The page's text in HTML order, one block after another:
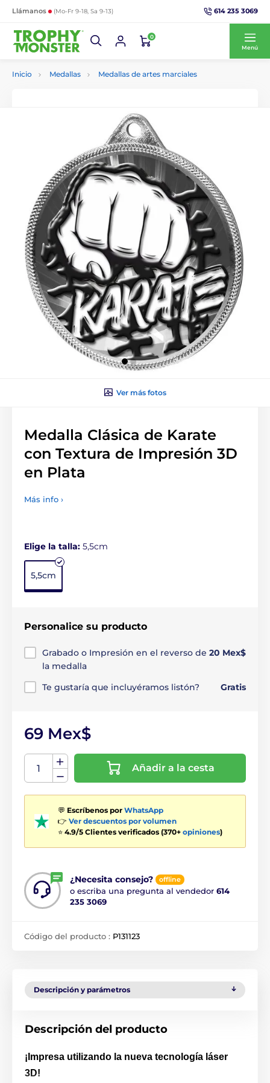
Llámanos (Mo-Fr 9-18, Sa 9-13) 614 235 3069
0
Menú
Inicio Medallas Medallas de artes marciales
Ver más fotos
Medalla Clásica de Karate
con Textura de Impresión 3D
en Plata
Más info ›
Elige la talla: 5,5cm
5,5cm
Personalice su producto
Grabado o Impresión en el reverso de
la medalla
20 Mex$
Te gustaría que incluyéramos listón? Gratis
69 Mex$
Añadir a la cesta
💬 Escríbenos por WhatsApp
👉 Ver descuentos por volumen
⭐ 4.9/5 Clientes verificados (370+ opiniones)
¿Necesita consejo? offline
o escriba una pregunta al vendedor 614
235 3069
Código del producto : P131123
Descripción y parámetros
Descripción del producto
¡Impresa utilizando la nueva tecnología láser
3D!